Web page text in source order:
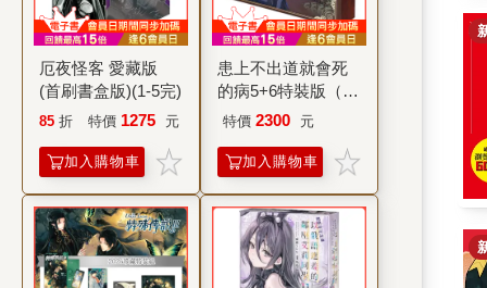
厄夜怪客 愛藏版
(首刷書盒版)(1-5完)
85 折 特價 1275 元
加入購物車
患上不出道就會死
的病5+6特裝版（網
路限定贈品版）
特價 2300 元
加入購物車